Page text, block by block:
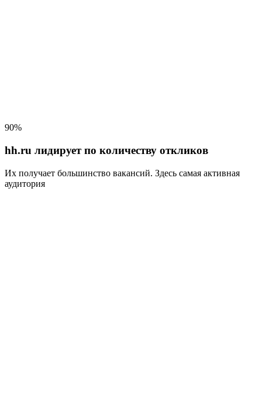
90%
hh.ru лидирует по количеству откликов
Их получает большинство вакансий. Здесь самая активная
аудитория